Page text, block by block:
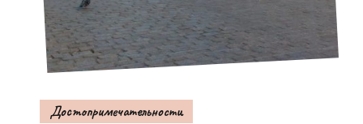
Достопримечательности